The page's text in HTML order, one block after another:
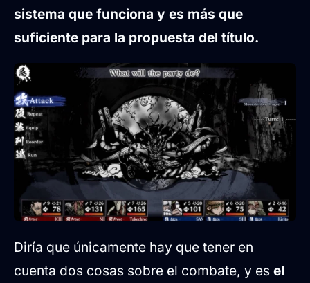
sistema que funciona y es más que
suficiente para la propuesta del título.
Diría que únicamente hay que tener en
cuenta dos cosas sobre el combate, y es el